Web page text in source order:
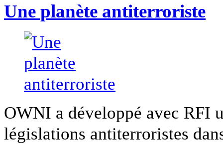
Une planète antiterroriste
OWNI a développé avec RFI
législations antiterroristes